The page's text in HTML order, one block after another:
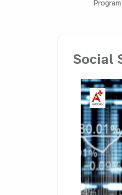
Program
Social